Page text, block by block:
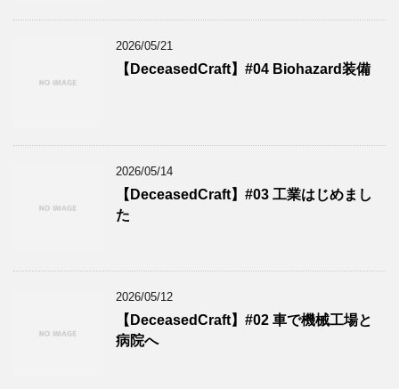
2026/05/21
【DeceasedCraft】#04 Biohazard装備
2026/05/14
【DeceasedCraft】#03 工業はじめまし
た
2026/05/12
【DeceasedCraft】#02 車で機械工場と
病院へ